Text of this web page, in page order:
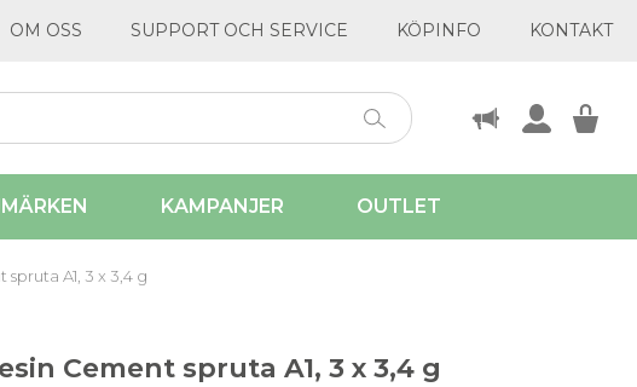
OM OSS SUPPORT OCH SERVICE KÖPINFO KONTAKT
KAMPANJER OUTLET
A1, 3 x 3,4 g
Cement spruta A1, 3 x 3,4 g